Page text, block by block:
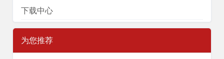
下载中心
为您推荐